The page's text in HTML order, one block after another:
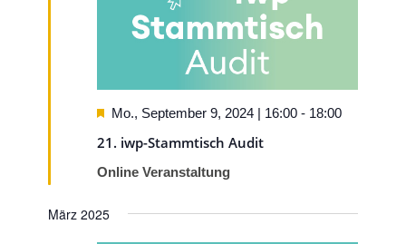
21. iwp-Stammtisch Audit
Hervorgehoben
Mo., September 9, 2024 | 16:00 - 18:00
Online Veranstaltung
März 2025